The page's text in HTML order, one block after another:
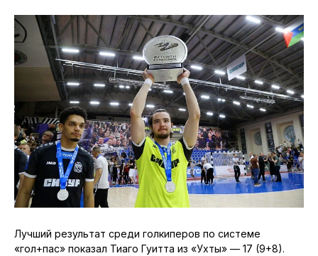
Лучший результат среди голкиперов по системе
«гол+пас» показал Тиаго Гуитта из «Ухты» — 17 (9+8).